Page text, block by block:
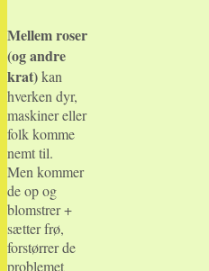
Mellem roser
(og andre
krat)kan
hverken dyr,
maskiner eller
folk komme
nemt til.
Men kommer
de op og
blomstrer +
sætter frø,
forstørrer de
problemet